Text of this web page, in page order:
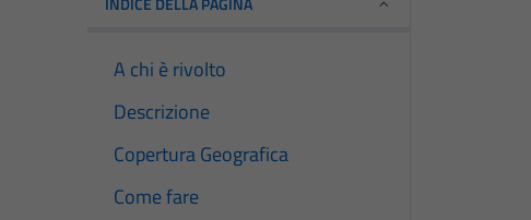
A chi è rivolto
Descrizione
Copertura Geografica
Come fare